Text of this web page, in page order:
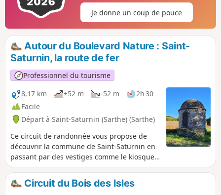
Je donne un coup de pouce
Autour du Boulevard Nature : Saint-
Saturnin, la route de fer
Professionnel du tourisme
8,17 km
+52 m -52 m
2h 30
Facile
Départ à Saint-Saturnin (Sarthe) (Sarthe)
Ce circuit de randonnée vous propose de
découvrir la commune de Saint-Saturnin en
passant par des vestiges comme le kiosque
restauré ou encore des fours à pain. Ce
circuit est accessible aux piétons et VTT.
Circuit du Bois des Isles